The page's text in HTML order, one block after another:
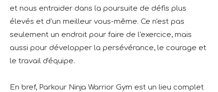
et nous entraider dans la poursuite de défis plus
élevés et d’un meilleur vous-même. Ce n'est pas
seulement un endroit pour faire de l'exercice, mais
aussi pour développer la persévérance, le courage et
le travail d'équipe.
En bref, Parkour Ninja Warrior Gym est un lieu complet